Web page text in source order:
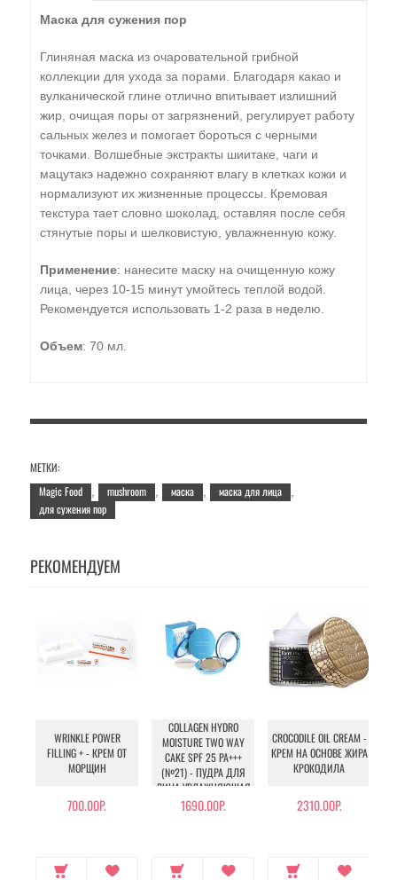
Маска для сужения пор
Глиняная маска из очаровательной грибной
коллекции для ухода за порами. Благодаря какао и
вулканической глине отлично впитывает излишний
жир, очищая поры от загрязнений, регулирует работу
сальных желез и помогает бороться с черными
точками. Волшебные экстракты шиитаке, чаги и
мацутакэ надежно сохраняют влагу в клетках кожи и
нормализуют их жизненные процессы. Кремовая
текстура тает словно шоколад, оставляя после себя
стянутые поры и шелковистую, увлажненную кожу.
Применение: нанесите маску на очищенную кожу
лица, через 10-15 минут умойтесь теплой водой.
Рекомендуется использовать 1-2 раза в неделю.
Объем: 70 мл.
МЕТКИ:
Magic Food
mushroom маска маска для лица
для сужения пор
РЕКОМЕНДУЕМ
WRINKLE POWER
FILLING + - КРЕМ ОТ
МОРЩИН
700.00Р.
COLLAGEN HYDRO
MOISTURE TWO WAY
CAKE SPF 25 PA+++
(№21) - ПУДРА ДЛЯ
ЛИЦА УВЛАЖНЯЮЩАЯ
С КОЛЛАГЕНОМ (№21)
1690.00Р.
CROCODILE OIL CREAM -
КРЕМ НА ОСНОВЕ ЖИРА
КРОКОДИЛА
2310.00Р.